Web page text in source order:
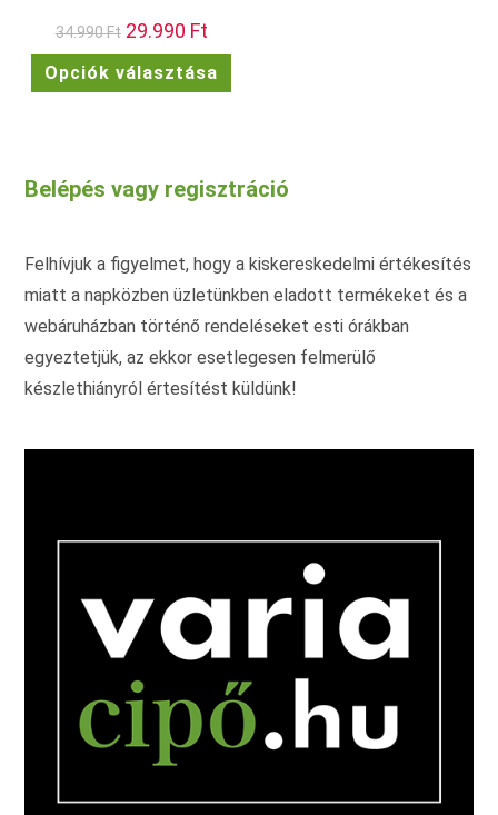
34.990Ft Original
price
was:
34.990 Ft.
29.990 FtCurrent
price
is:
29.990 Ft.
Opciók választása
terméknek
a
termékoldalon
Belépés vagy regisztráció
Felhívjuk a figyelmet, hogy a kiskereskedelmi értékesítés
miatt a napközben üzletünkben eladott termékeket és a
webáruházban történő rendeléseket esti órákban
egyeztetjük, az ekkor esetlegesen felmerülő
készlethiányról értesítést küldünk!